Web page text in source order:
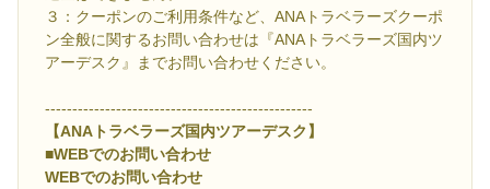
３：クーポンのご利用条件など、ANAトラベラーズクーポ
ン全般に関するお問い合わせは『ANAトラベラーズ国内ツ
アーデスク』までお問い合わせください。
-------------------------------------------------
【ANAトラベラーズ国内ツアーデスク】
■WEBでのお問い合わせ
WEBでのお問い合わせ